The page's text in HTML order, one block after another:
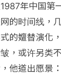
年中国第
的时间线，
的嬗替演化
，或许另类
他道出愿景